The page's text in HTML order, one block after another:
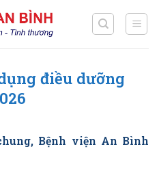
điều dưỡng
Bệnh viện An Bình